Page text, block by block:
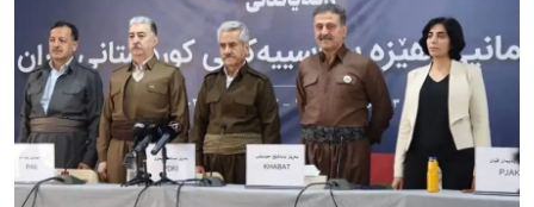
Yazarlar
Arşiv
İletişim